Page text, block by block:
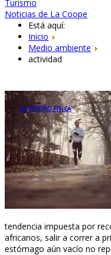
Turismo
Noticias de La Coope
Está aquí:
Inicio
Medio ambiente
actividad
ACTIVIDAD FÍSICA
tendencia impuesta por
africanos, salir a correr a
estómago aún vacío no